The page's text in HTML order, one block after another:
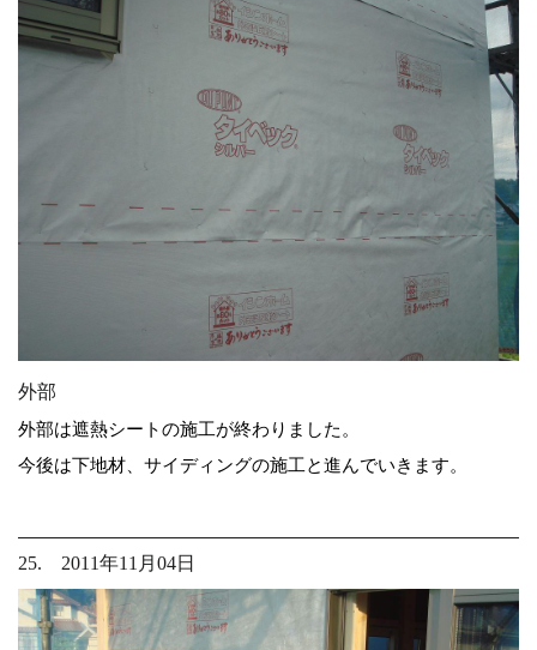
外部
外部は遮熱シートの施工が終わりました。
今後は下地材、サイディングの施工と進んでいきます。
25. 2011年11月04日